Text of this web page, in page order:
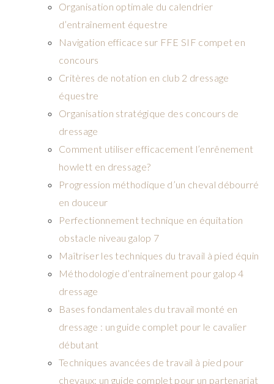
Organisation optimale du calendrier
d’entraînement équestre
Navigation efficace sur FFE SIF compet en
concours
Critères de notation en club 2 dressage
équestre
Organisation stratégique des concours de
dressage
Comment utiliser efficacement l’enrênement
howlett en dressage?
Progression méthodique d’un cheval débourré
en douceur
Perfectionnement technique en équitation
obstacle niveau galop 7
Maîtriser les techniques du travail à pied équin
Méthodologie d’entraînement pour galop 4
dressage
Bases fondamentales du travail monté en
dressage : un guide complet pour le cavalier
débutant
Techniques avancées de travail à pied pour
chevaux: un guide complet pour un partenariat